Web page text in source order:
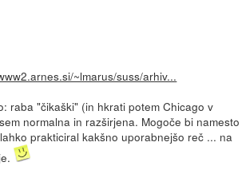
~lmarus/suss/arhiv...
raba "čikaški" (in hkrati potem Chicago v
normalna in razširjena. Mogoče bi namesto
prakticiral kakšno uporabnejšo reč ... na